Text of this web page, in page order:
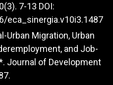
7-13 DOI:
eca_sinergia.v10i3.1487
Urban Migration, Urban
and Job-
Journal of Development